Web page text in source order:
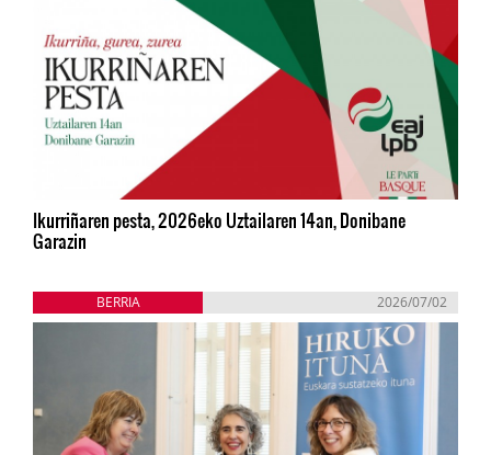
Ikurriñaren pesta, 2026eko Uztailaren 14an, Donibane
Garazin
BERRIA 2026/07/02